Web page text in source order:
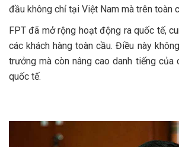
đầu không chỉ tại Việt Nam mà trên toàn
FPT đã mở rộng hoạt động ra quốc tế,
các khách hàng toàn cầu. Điều này
trưởng mà còn nâng cao danh tiếng của
quốc tế.